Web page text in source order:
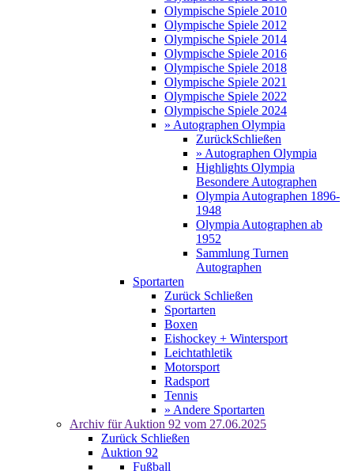
Olympische Spiele 2010
Olympische Spiele 2012
Olympische Spiele 2014
Olympische Spiele 2016
Olympische Spiele 2018
Olympische Spiele 2021
Olympische Spiele 2022
Olympische Spiele 2024
» Autographen Olympia
ZurückSchließen
» Autographen Olympia
Highlights Olympia
Besondere Autographen
Olympia Autographen 1896-
1948
Olympia Autographen ab
1952
Sammlung Turnen
Autographen
Sportarten
Zurück Schließen
Sportarten
Boxen
Eishockey + Wintersport
Leichtathletik
Motorsport
Radsport
Tennis
» Andere Sportarten
Archiv für Auktion 92 vom 27.06.2025
Zurück Schließen
Auktion 92
Fußball